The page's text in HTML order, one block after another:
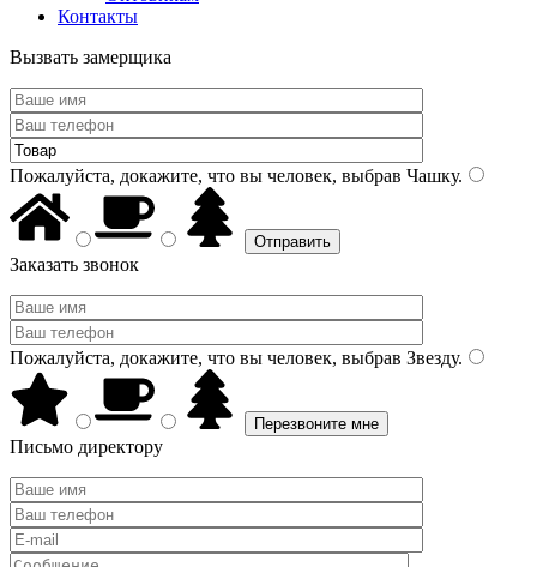
Контакты
Вызвать замерщика
Пожалуйста, докажите, что вы человек, выбрав Чашку.
Заказать звонок
Пожалуйста, докажите, что вы человек, выбрав Звезду.
Письмо директору